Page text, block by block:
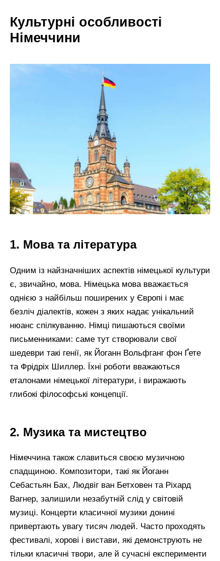
Культурні особливості
Німеччини
1. Мова та література
Одним із найзначніших аспектів німецької культури
є, звичайно, мова. Німецька мова вважається
однією з найбільш поширених у Європі і має
безліч діалектів, кожен з яких надає унікальний
нюанс спілкуванню. Німці пишаються своїми
письменниками: саме тут створювали свої
шедеври такі генії, як Йоганн Вольфганг фон Ґете
та Фрідріх Шиллер. Їхні роботи вважаються
еталонами німецької літератури, і виражають
глибокі філософські концепції.
2. Музика та мистецтво
Німеччина також славиться своєю музичною
спадщиною. Композитори, такі як Йоганн
Себастьян Бах, Людвіг ван Бетховен та Ріхард
Вагнер, залишили незабутній слід у світовій
музиці. Концерти класичної музики донині
привертають увагу тисяч людей. Часто проходять
фестивалі, хорові і вистави, які демонструють не
тільки класичні твори, але й сучасні експерименти